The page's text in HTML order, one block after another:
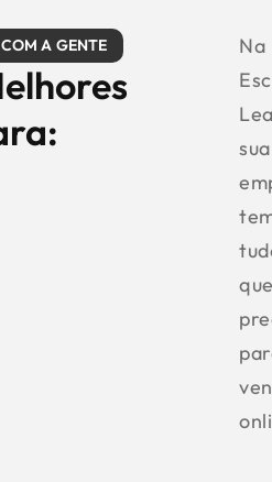
A GENTE
Na
sua